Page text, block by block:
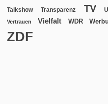
Talkshow Transparenz TV
Vertrauen Vielfalt WDR
ZDF